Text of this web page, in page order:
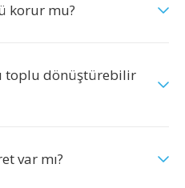
korur mu?
toplu dönüştürebilir
var mı?